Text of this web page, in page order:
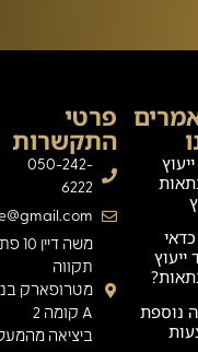
ייעוץ
נוספת
פרטי
התקשרות
050-242-
6222
משה
תקווה
מטרופארק
A קומה 2
ביציאה